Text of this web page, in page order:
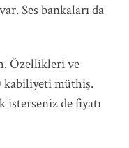
Ses bankaları da
Özellikleri ve
müthiş.
isterseniz de fiyatı